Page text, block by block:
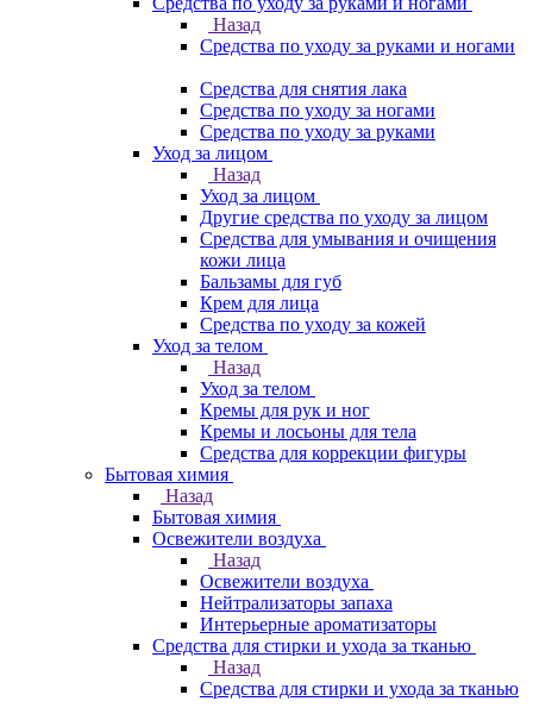
Назад
Средства по уходу за руками и ногами
Средства для снятия лака
Средства по уходу за ногами
Средства по уходу за руками
Уход за лицом
Назад
Уход за лицом
Другие средства по уходу за лицом
Средства для умывания и очищения
кожи лица
Бальзамы для губ
Крем для лица
Средства по уходу за кожей
Уход за телом
Назад
Уход за телом
Кремы для рук и ног
Кремы и лосьоны для тела
Средства для коррекции фигуры
Бытовая химия
Назад
Бытовая химия
Освежители воздуха
Назад
Освежители воздуха
Нейтрализаторы запаха
Интерьерные ароматизаторы
Средства для стирки и ухода за тканью
Назад
Средства для стирки и ухода за тканью